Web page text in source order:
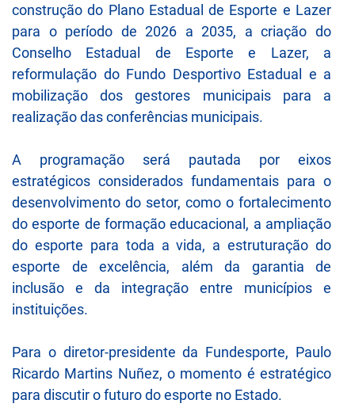
construção do Plano Estadual de Esporte e Lazer
para o período de 2026 a 2035, a criação do
Conselho Estadual de Esporte e Lazer, a
reformulação do Fundo Desportivo Estadual e a
mobilização dos gestores municipais para a
realização das conferências municipais.
A programação será pautada por eixos
estratégicos considerados fundamentais para o
desenvolvimento do setor, como o fortalecimento
do esporte de formação educacional, a ampliação
do esporte para toda a vida, a estruturação do
esporte de excelência, além da garantia de
inclusão e da integração entre municípios e
instituições.
Para o diretor-presidente da Fundesporte, Paulo
Ricardo Martins Nuñez, o momento é estratégico
para discutir o futuro do esporte no Estado.